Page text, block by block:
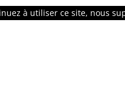
à utiliser ce site, nous